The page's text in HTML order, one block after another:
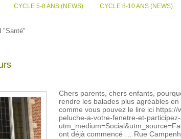
CYCLE 5-8 ANS (NEWS) CYCLE 8-10 ANS (NEWS)
"Santé"
Chers parents, chers enfants,
rendre les balades plus agréables
comme vous pouvez le lire ici
peluche-a-votre-fenetre-et-
ont déjà commencé … Rue